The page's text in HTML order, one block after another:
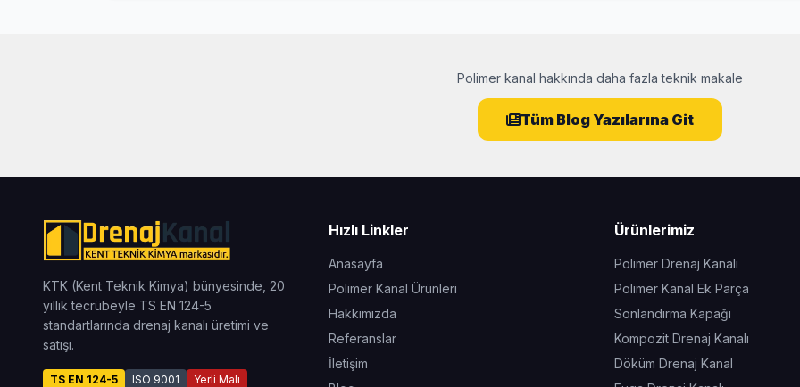
Polimer kanal hakkında daha fazla teknik makale
Tüm Blog Yazılarına Git
KTK (Kent Teknik Kimya) bünyesinde, 20
yıllık tecrübeyle TS EN 124-5
standartlarında drenaj kanalı üretimi ve
satışı.
TS EN 124-5 ISO 9001 Yerli Malı
Hızlı Linkler
Anasayfa
Polimer Kanal Ürünleri
Hakkımızda
Referanslar
İletişim
Ürünlerimiz
Polimer Drenaj Kanalı
Polimer Kanal Ek Parça
Sonlandırma Kapağı
Kompozit Drenaj Kanalı
Döküm Drenaj Kanal